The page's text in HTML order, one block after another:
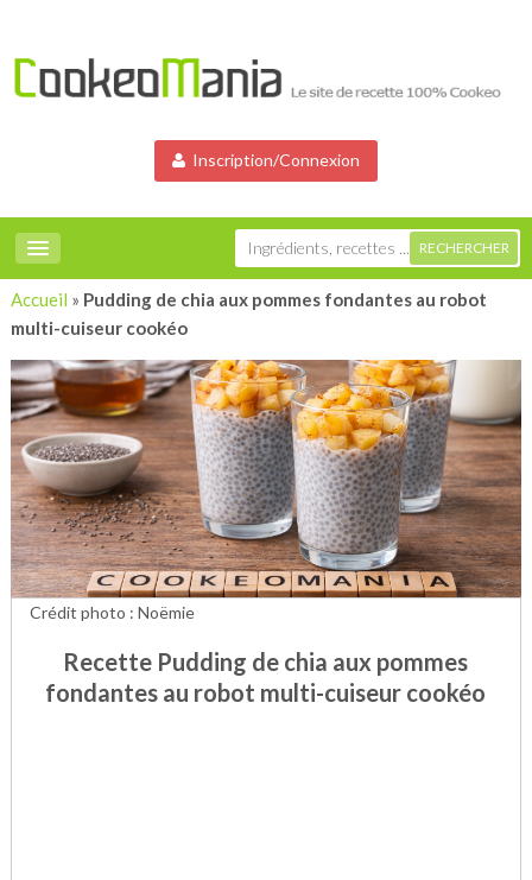
Inscription/Connexion
Accueil » Pudding de chia aux pommes fondantes au robot
multi-cuiseur cookéo
Recette Pudding de chia aux pommes
fondantes au robot multi-cuiseur cookéo
Crédit photo : Noëmie